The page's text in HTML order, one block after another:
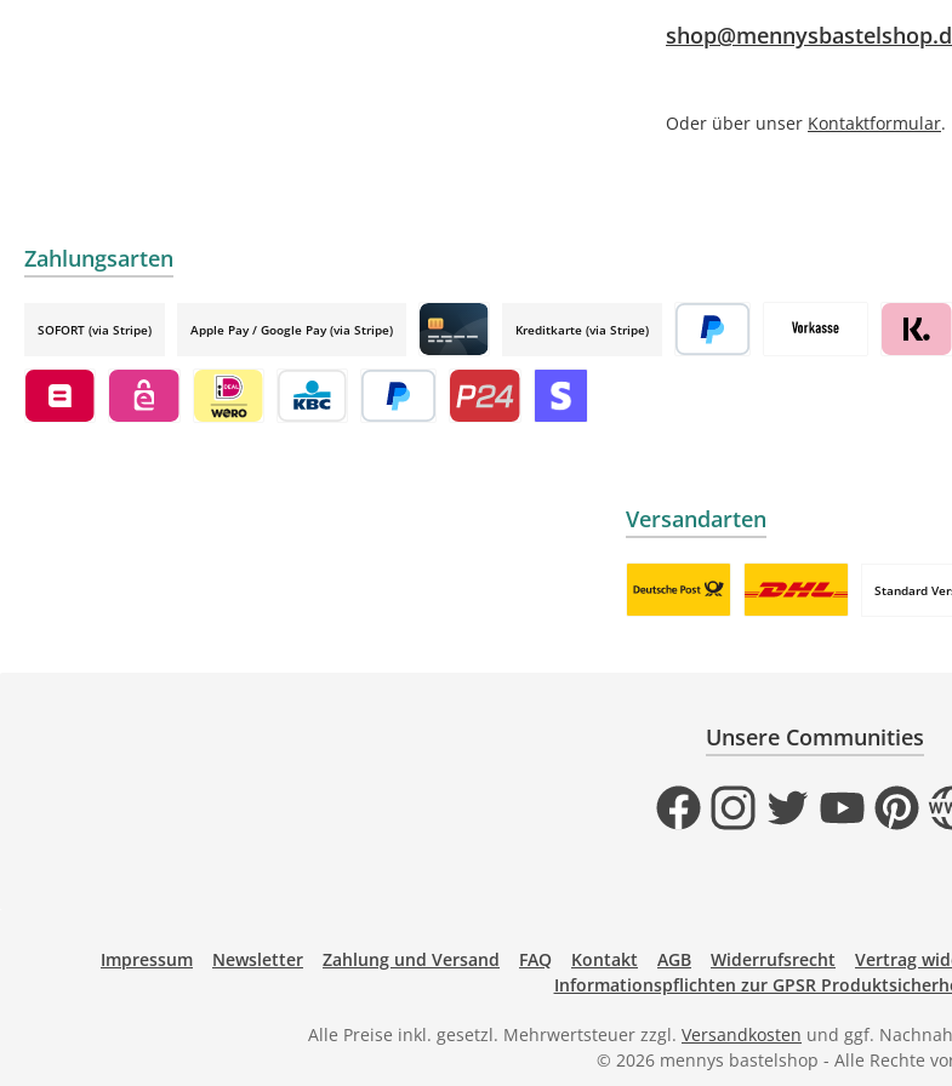
Oder über unser Kontaktformular.
Zahlungsarten
SOFORT (via Stripe) Apple Pay / Google Pay (via Stripe)
Credit card by mollie
Kreditkarte (via Stripe)
Versandarten
Standard
Unsere Communities
FacebookInstagramTwitterYouTubePinterest
Impressum Newsletter Zahlung und Versand FAQ Kontakt AGB Widerrufsrecht Vertrag
Informationspflichten zur GPSR
Alle Preise inkl. gesetzl. Mehrwertsteuer zzgl. Versandkosten und ggf.
© 2026 mennys bastelshop - Alle Rechte